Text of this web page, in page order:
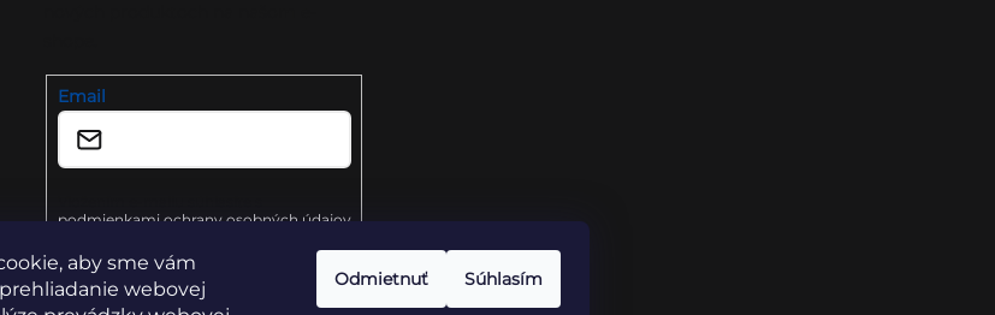
aby sme vám
webovej
Odmietnuť Súhlasím
Email
podmienkami ochrany osobných údajov
Prihlásiť sa